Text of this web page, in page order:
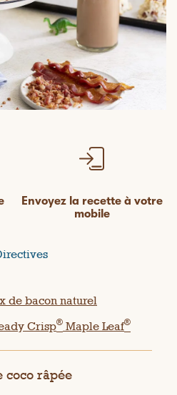
Envoyez la recette à votre
mobile
de bacon naturel
Crisp® Maple Leaf®
coco râpée